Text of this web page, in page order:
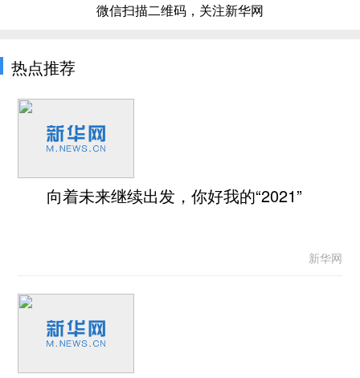
微信扫描二维码，关注新华网
热点推荐
向着未来继续出发，你好我的“2021”
新华网